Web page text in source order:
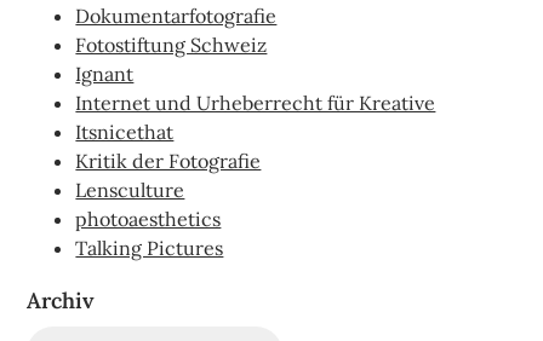
Dokumentarfotografie
Fotostiftung Schweiz
Ignant
Internet und Urheberrecht für Kreative
Itsnicethat
Kritik der Fotografie
Lensculture
photoaesthetics
Talking Pictures
Archiv